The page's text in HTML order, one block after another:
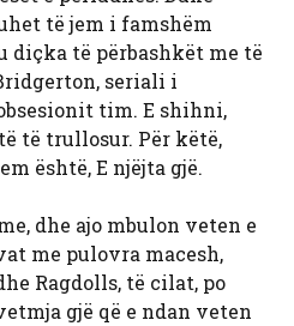
të jem i famshëm
diçka të përbashkët me të
seriali i
tim. E shihni,
të trullosur. Për këtë,
është, E njëjta gjë.
dhe ajo mbulon veten e
me pulovra macesh,
Ragdolls, të cilat, po
gjë që e ndan veten